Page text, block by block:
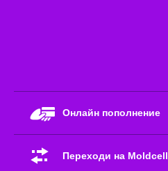
Онлайн пополнение
Переходи на Moldcell